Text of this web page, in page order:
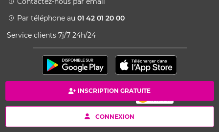
INSCRIPTION GRATUITE
CONNEXION
Par téléphone au 01 42 01 20 00
Service clients 7j/7 24h/24
Paiement 100% sécurisé
Copyright © 2026 Kang - Powered by Ingenio